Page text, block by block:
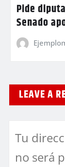
Pide
Senado
LEAVE A
Tu
no será